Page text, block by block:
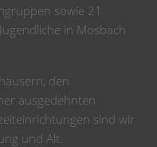
sowie 21
in Mosbach
den
ausgedehnten
sind wir
und Alt.